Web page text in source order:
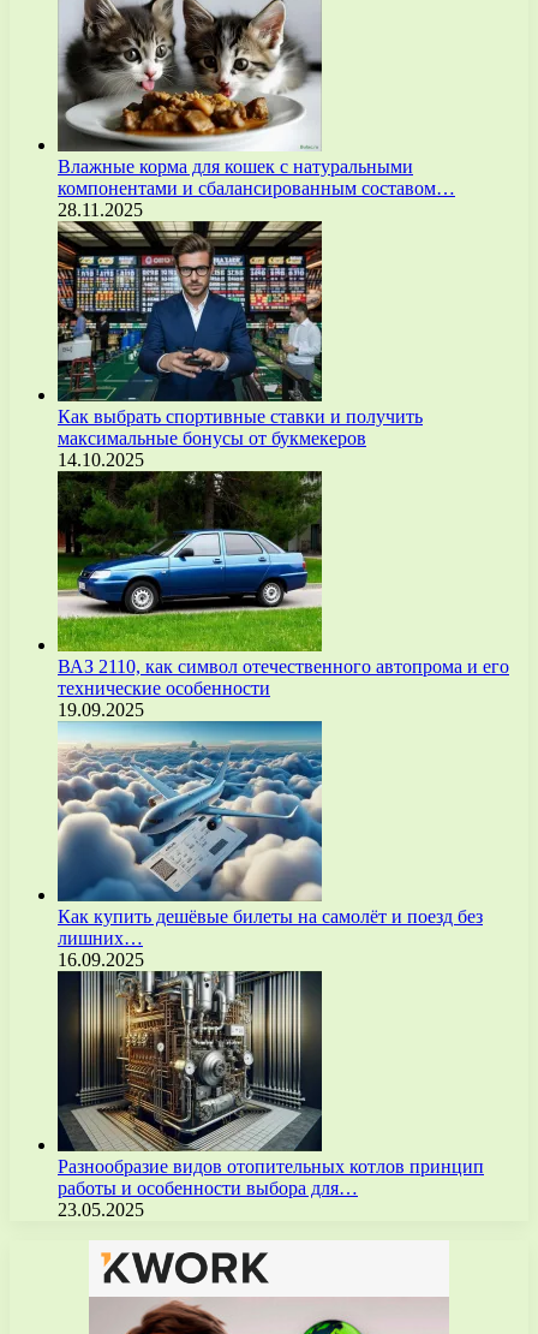
Влажные корма для кошек с натуральными
компонентами и сбалансированным составом…
28.11.2025
Как выбрать спортивные ставки и получить
максимальные бонусы от букмекеров
14.10.2025
ВАЗ 2110, как символ отечественного автопрома и его
технические особенности
19.09.2025
Как купить дешёвые билеты на самолёт и поезд без
лишних…
16.09.2025
Разнообразие видов отопительных котлов принцип
работы и особенности выбора для…
23.05.2025